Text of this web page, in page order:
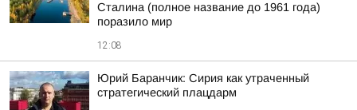
Сталина (полное название до 1961 года)
поразило мир
12:08
Юрий Баранчик: Сирия как утраченный
стратегический плацдарм